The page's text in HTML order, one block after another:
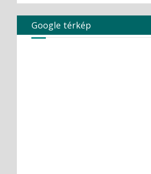
Magenta Technology Co.,Ltd
MAILLEFER
MAJOR Prodotti Dentari S.p.A.
MARK3
Google térkép